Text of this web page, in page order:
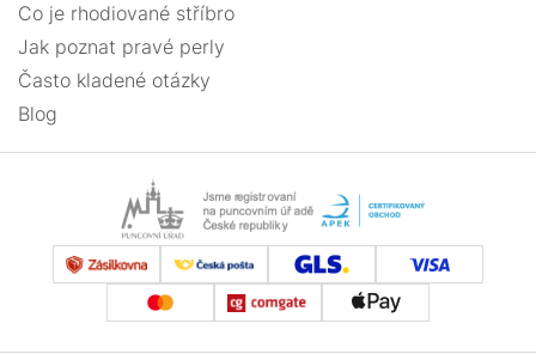
Co je rhodiované stříbro
Jak poznat pravé perly
Často kladené otázky
Blog